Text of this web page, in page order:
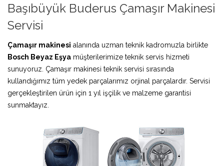
Başıbüyük Buderus Çamaşır Makinesi
Servisi
Çamaşır makinesi alanında uzman teknik kadromuzla birlikte
Bosch Beyaz Eşya müşterilerimize teknik servis hizmeti
sunuyoruz. Çamaşır makinesi teknik servisi sırasında
kullandığımız tüm yedek parçalarımız orjinal parçalardır. Servisi
gerçekleştirilen ürün için 1 yıl işçilik ve malzeme garantisi
sunmaktayız.